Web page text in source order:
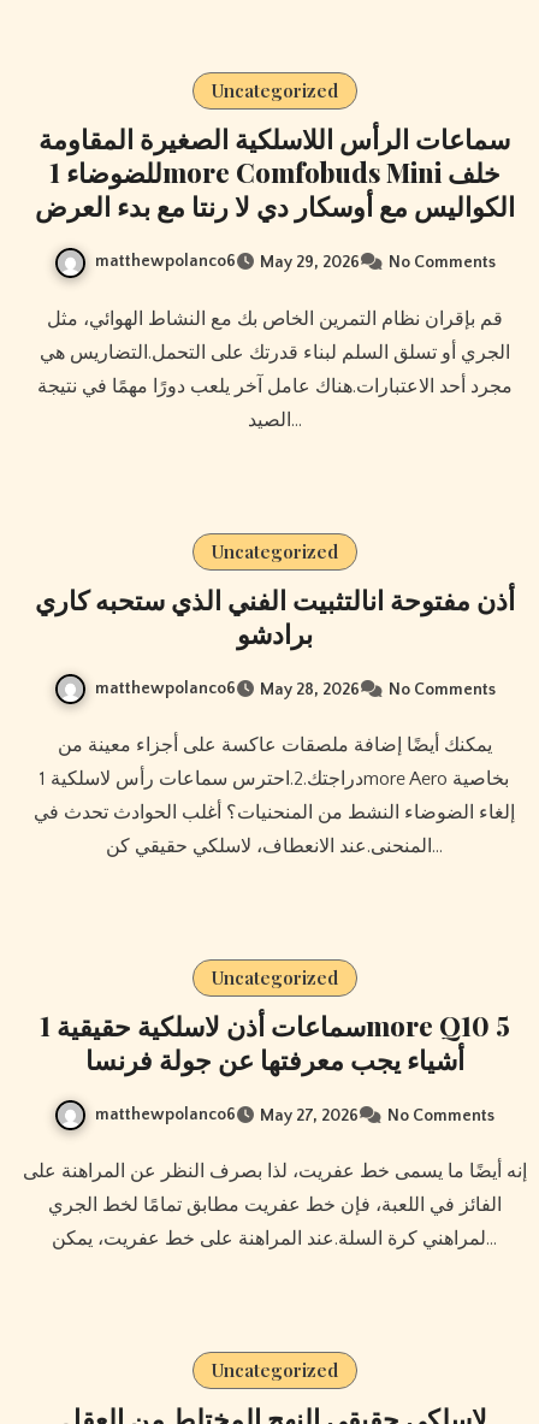
Uncategorized
سماعات الرأس اللاسلكية الصغيرة المقاومة
للضوضاء 1more Comfobuds Mini خلف
الكواليس مع أوسكار دي لا رنتا مع بدء العرض
matthewpolanco6 May 29, 2026 No Comments
قم بإقران نظام التمرين الخاص بك مع النشاط الهوائي، مثل
الجري أو تسلق السلم لبناء قدرتك على التحمل.التضاريس هي
مجرد أحد الاعتبارات.هناك عامل آخر يلعب دورًا مهمًا في نتيجة
الصيد…
Uncategorized
أذن مفتوحة انالتثبيت الفني الذي ستحبه كاري
برادشو
matthewpolanco6 May 28, 2026 No Comments
يمكنك أيضًا إضافة ملصقات عاكسة على أجزاء معينة من
دراجتك.2.احترس سماعات رأس لاسلكية 1more Aero بخاصية
إلغاء الضوضاء النشط من المنحنيات؟ أغلب الحوادث تحدث في
المنحنى.عند الانعطاف، لاسلكي حقيقي كن…
Uncategorized
سماعات أذن لاسلكية حقيقية 1more Q10 5
أشياء يجب معرفتها عن جولة فرنسا
matthewpolanco6 May 27, 2026 No Comments
الفائز في اللعبة، فإن خط عفريت مطابق تمامًا لخط الجري
لمراهني كرة السلة.عند المراهنة على خط عفريت، يمكن…
Uncategorized